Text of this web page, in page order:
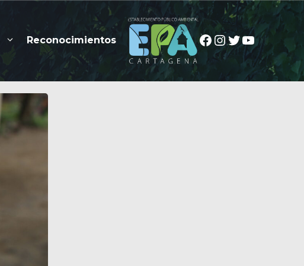
Reconocimientos Facebook
Instagram
Twitter
YouTube